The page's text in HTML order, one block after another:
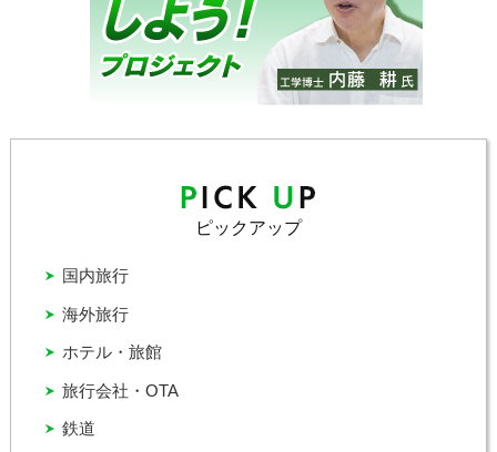
ピックアップ
ホテル・旅館
国内旅行
旅行会社・OTA
海外旅行
鉄道